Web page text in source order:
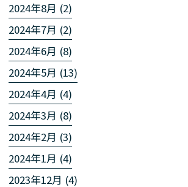
2024年8月 (2)
2024年7月 (2)
2024年6月 (8)
2024年5月 (13)
2024年4月 (4)
2024年3月 (8)
2024年2月 (3)
2024年1月 (4)
2023年12月 (4)